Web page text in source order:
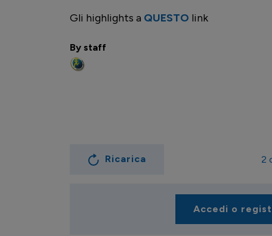
Gli highlights a QUESTO link
By staff
Ricarica 2
Accedi o